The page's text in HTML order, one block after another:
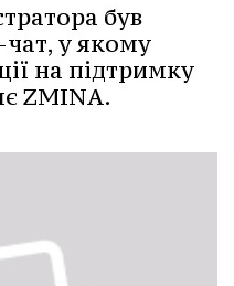
був
у якому
на підтримку
ZMINA.